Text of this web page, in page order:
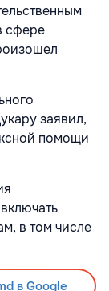
сфере
заявил,
помощи
в том числе
в Google